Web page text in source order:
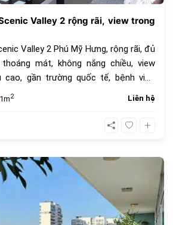
Valley 2 rộng rãi, view trong
Valley 2 Phú Mỹ Hưng, rộng rãi, đủ
mát, không nắng chiều, view
gần trường quốc tế, bệnh viện
mua sắm Crescent Mall. Giá cho
2 Liên hệ